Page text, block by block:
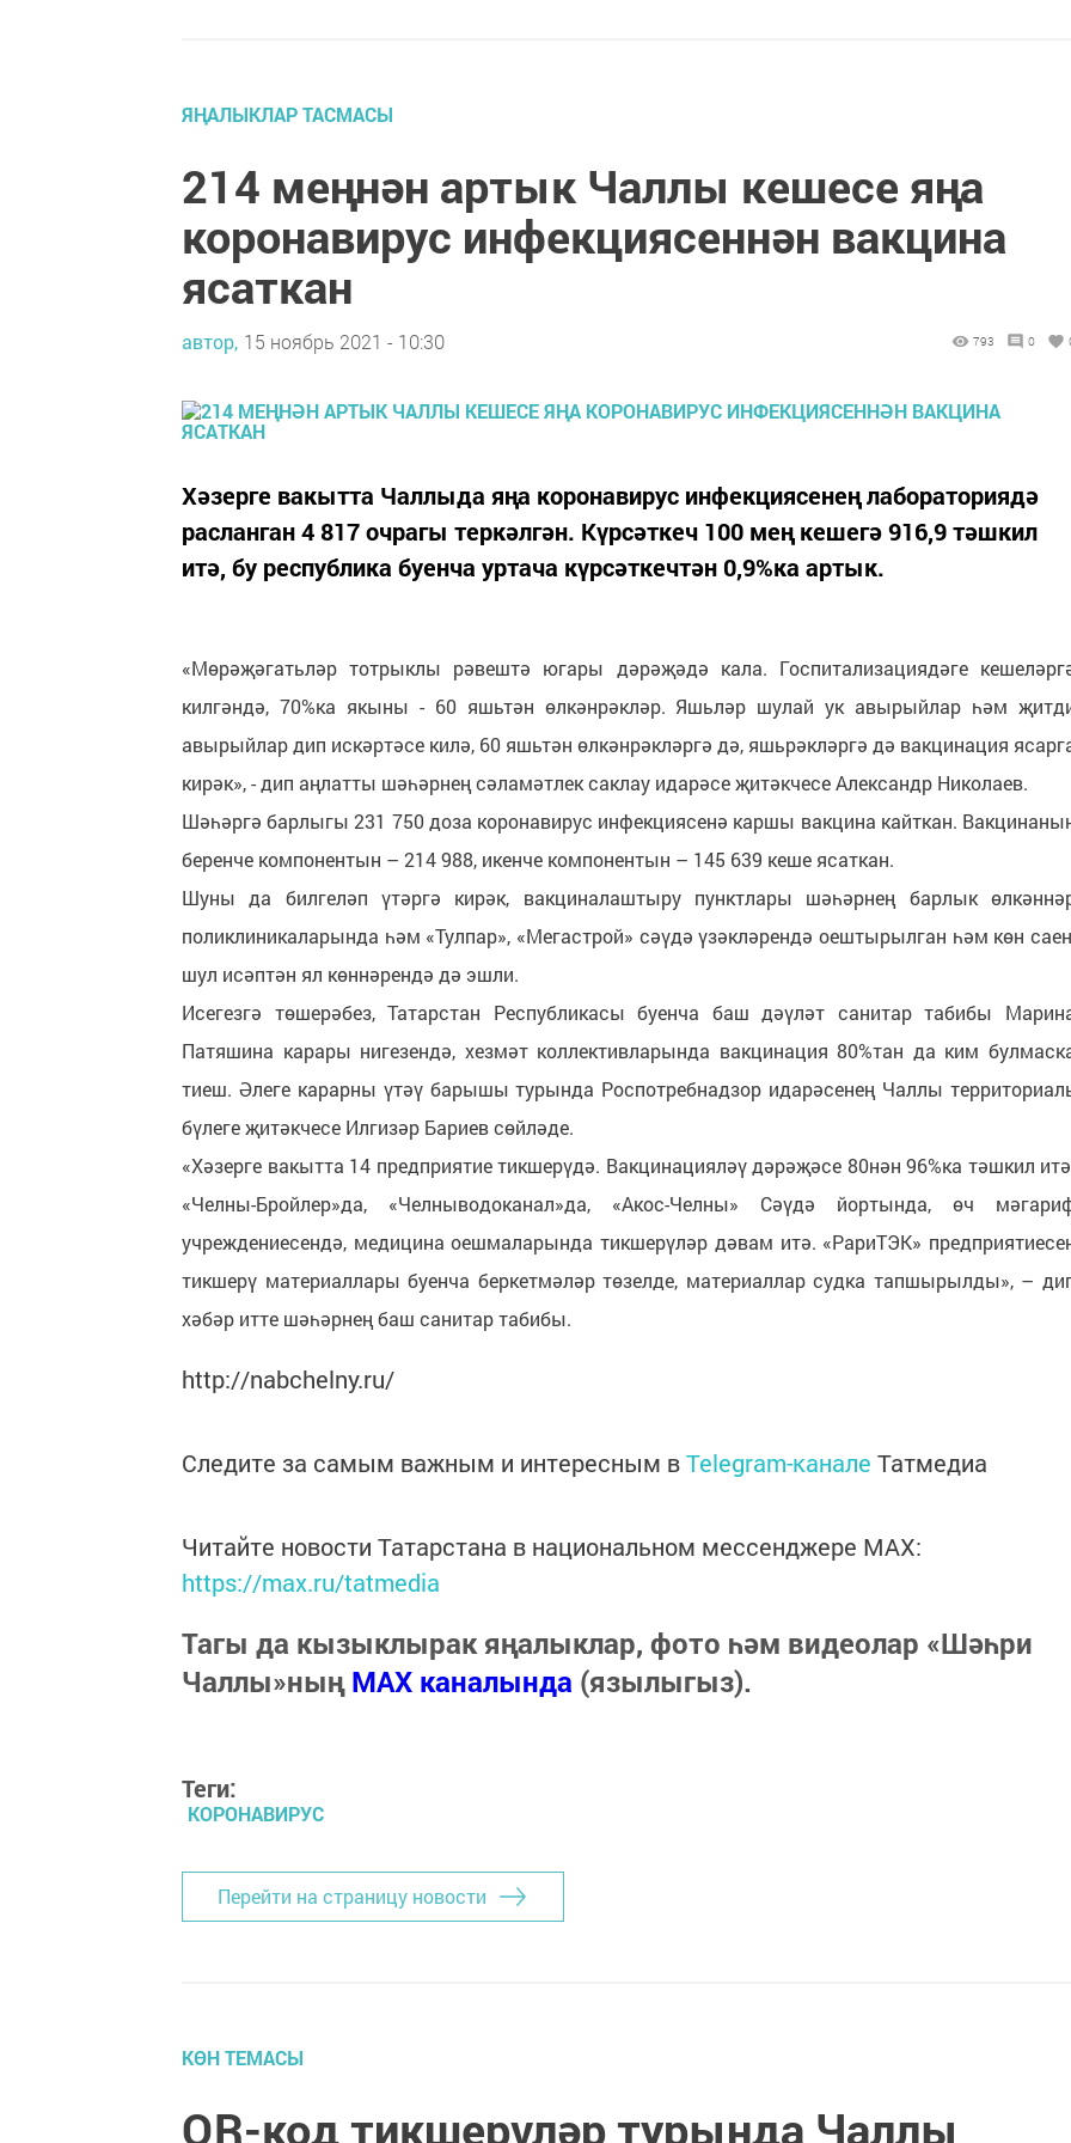
ЯҢАЛЫКЛАР ТАСМАСЫ
214 меңнән артык Чаллы кешесе яңа
коронавирус инфекциясеннән вакцина
ясаткан
автор, 15 ноябрь 2021 - 10:30 793 0
Хәзерге вакытта Чаллыда яңа коронавирус инфекциясенең лабораториядә
расланган 4 817 очрагы теркәлгән. Күрсәткеч 100 мең кешегә 916,9 тәшкил
итә, бу республика буенча уртача күрсәткечтән 0,9%ка артык.
«Мөрәҗәгатьләр тотрыклы рәвештә югары дәрәҗәдә кала. Госпитализациядәге
килгәндә, 70%ка якыны - 60 яшьтән өлкәнрәкләр. Яшьләр шулай ук авырыйлар һәм
авырыйлар дип искәртәсе килә, 60 яшьтән өлкәнрәкләргә дә, яшьрәкләргә дә вакцинация
кирәк», - дип аңлатты шәһәрнең сәламәтлек саклау идарәсе җитәкчесе Александр Николаев.
Шәһәргә барлыгы 231 750 доза коронавирус инфекциясенә каршы вакцина кайткан.
беренче компонентын – 214 988, икенче компонентын – 145 639 кеше ясаткан.
Шуны да билгеләп үтәргә кирәк, вакциналаштыру пунктлары шәһәрнең барлык
поликлиникаларында һәм «Тулпар», «Мегастрой» сәүдә үзәкләрендә оештырылган һәм көн
шул исәптән ял көннәрендә дә эшли.
Исегезгә төшерәбез, Татарстан Республикасы буенча баш дәүләт санитар табибы
Патяшина карары нигезендә, хезмәт коллективларында вакцинация 80%тан да ким
тиеш. Әлеге карарны үтәү барышы турында Роспотребнадзор идарәсенең Чаллы
бүлеге җитәкчесе Илгизәр Бариев сөйләде.
«Хәзерге вакытта 14 предприятие тикшерүдә. Вакцинацияләү дәрәҗәсе 80нән 96%ка тәшкил
«Челны-Бройлер»да, «Челныводоканал»да, «Акос-Челны» Сәүдә йортында, өч
учреждениесендә, медицина оешмаларында тикшерүләр дәвам итә. «РариТЭК»
тикшерү материаллары буенча беркетмәләр төзелде, материаллар судка тапшырылды», –
хәбәр итте шәһәрнең баш санитар табибы.
http://nabchelny.ru/
Следите за самым важным и интересным вTelegram-канале Татмедиа
Читайте новости Татарстана в национальном мессенджере MАХ:
https://max.ru/tatmedia
Тагы да кызыклырак яңалыклар, фото һәм видеолар «Шәһри
Чаллы»ныңMAX каналында (язылыгыз).
Теги:
КОРОНАВИРУС
Перейти на страницу новости
КӨН ТЕМАСЫ
QR-код тикшерүләр турында Чаллы